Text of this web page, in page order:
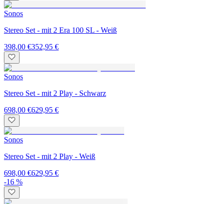
Sonos
Stereo Set - mit 2 Era 100 SL - Weiß
398,00 €352,95 €
Sonos
Stereo Set - mit 2 Play - Schwarz
698,00 €629,95 €
Sonos
Stereo Set - mit 2 Play - Weiß
698,00 €629,95 €
-16 %